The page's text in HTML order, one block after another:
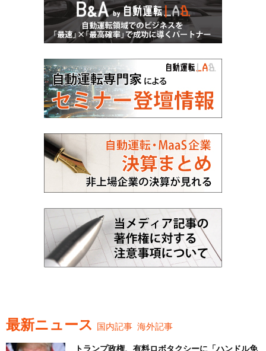
最新ニュース 国内記事 海外記事
トランプ政権、有料ロボタクシーに「ハンドル免